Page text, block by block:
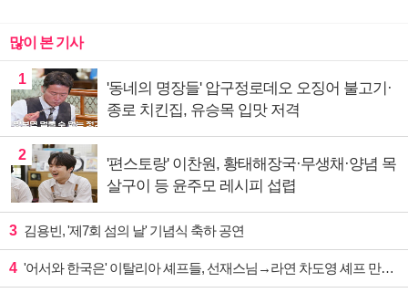
많이 본 기사
1
'동네의 명장들' 압구정로데오 오징어 불고기·
종로 치킨집, 유승목 입맛 저격
2
'편스토랑' 이찬원, 황태해장국·무생채·양념 목
살구이 등 윤주모 레시피 섭렵
3 김용빈, '제7회 섬의 날' 기념식 축하 공연
4 '어서와 한국은' 이탈리아 셰프들, 선재스님→라연 차도영 셰프 만난다